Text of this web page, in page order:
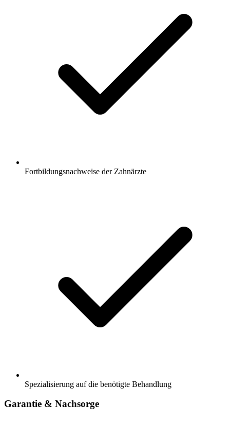
Fortbildungsnachweise der Zahnärzte
Spezialisierung auf die benötigte Behandlung
Garantie & Nachsorge